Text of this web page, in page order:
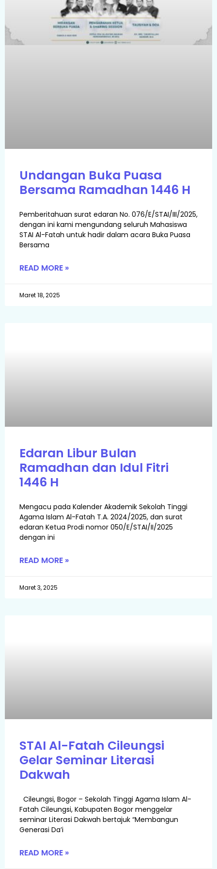
Undangan Buka Puasa
Bersama Ramadhan 1446 H
Pemberitahuan surat edaran No. 076/E/STAI/III/2025,
dengan ini kami mengundang seluruh Mahasiswa
STAI Al-Fatah untuk hadir dalam acara Buka Puasa
Bersama
READ MORE »
Maret 18, 2025
Edaran Libur Bulan
Ramadhan dan Idul Fitri
1446 H
Mengacu pada Kalender Akademik Sekolah Tinggi
Agama Islam Al-Fatah T.A. 2024/2025, dan surat
edaran Ketua Prodi nomor 050/E/STAI/II/2025
dengan ini
READ MORE »
Maret 3, 2025
STAI Al-Fatah Cileungsi
Gelar Seminar Literasi
Dakwah
Cileungsi, Bogor – Sekolah Tinggi Agama Islam Al-
Fatah Cileungsi, Kabupaten Bogor menggelar
seminar Literasi Dakwah bertajuk “Membangun
Generasi Da’i
READ MORE »